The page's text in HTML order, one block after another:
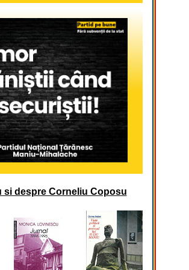
si despre Corneliu Coposu